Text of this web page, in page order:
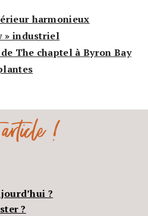
harmonieux
» industriel
The chaptel à Byron Bay
!
?
?